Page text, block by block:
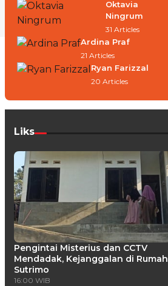
Oktavia
Ningrum
31 Articles
Ardina Praf
21 Articles
Ryan Farizzal
20 Articles
Liks
Pengintai Misterius dan CCTV
Mendadak, Kejanggalan di Rumah
Sutrimo
16:00 WIB